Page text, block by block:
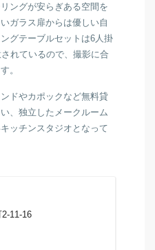
ングが安らぎある空間を
ガラス扉からは優しい自
グテーブルセットは6人掛
れているので、撮影に合
。
ドやカポックなど無料貸
、独立したメークルーム
ッチンスタジオとなって
11-16